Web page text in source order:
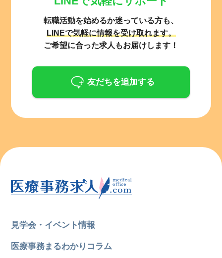
転職活動を始めるか迷っている方も、
LINEで気軽に情報を受け取れます。
ご希望に合った求人もお届けします！
友だちを追加する
見学会・イベント情報
医療事務まるわかりコラム